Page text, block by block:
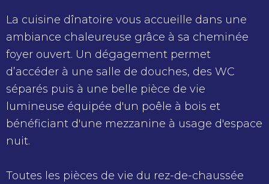
La cuisine dînatoire vous accueille dans une
ambiance chaleureuse grâce à sa cheminée
foyer ouvert. Un dégagement permet
d’accéder à une salle de douches, des WC
séparés puis à une belle pièce de vie
lumineuse équipée d'un poêle à bois et
bénéficiant d'une mezzanine à usage d'espace
nuit.
Toutes les pièces de vie du rez-de-chaussée